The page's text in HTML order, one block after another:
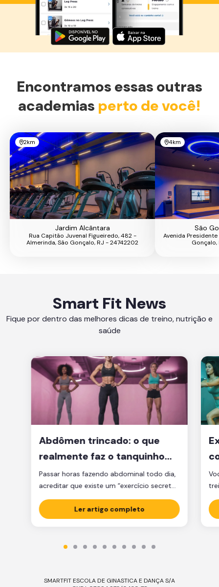
Baixe agora o Smart Fit App
Encontramos essas outras
academias perto de você!
2km
Jardim Alcântara
Rua Capitão Juvenal Figueiredo, 482 -
Almerinda, São Gonçalo, RJ - 24742202
4km
São
Avenida Presidente
Smart Fit News
Fique por dentro das melhores dicas de treino, nutrição e
saúde
Abdômen trincado: o que
realmente faz o tanquinho
aparecer?
Passar horas fazendo abdominal todo dia,
acreditar que existe um “exercício secreto”
para secar a barriga ou ficar obcecado
com a balança são caminhos que muita
gente percorre, mas que raramente levam
falta de estratégia. A verdade é que o
Ler artigo completo
SMARTFIT ESCOLA DE GINASTICA E DANÇA S/A